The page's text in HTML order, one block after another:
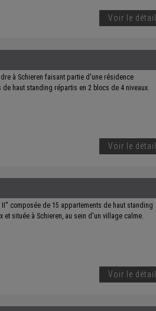
Voir le détail
à Schieren faisant partie d'une résidence
haut standing répartis en 2 blocs de 4 niveaux.
Voir le détail
II'' composée de 15 appartements de haut standing
et située à Schieren, au sein d'un village calme.
Voir le détail